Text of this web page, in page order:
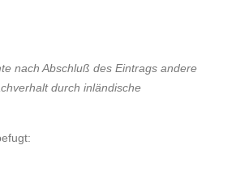
nach Abschluß des Eintrags andere
durch inländische